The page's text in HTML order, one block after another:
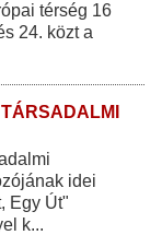
térség 16
24. közt a
idei
Egy Út"
k...